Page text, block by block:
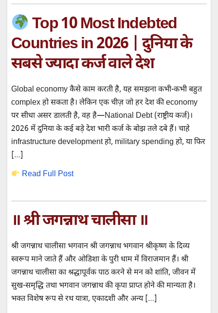
Top 10 Most Indebted
Countries in 2026 | दुनिया के
सबसे ज्यादा कर्ज वाले देश
Global economy कैसे काम करती है, यह समझना कभी-कभी बहुत
complex हो सकता है। लेकिन एक चीज़ जो हर देश की economy
पर सीधा असर डालती है, वह है—National Debt (राष्ट्रीय कर्ज)।
2026 में दुनिया के कई बड़े देश भारी कर्ज के बोझ तले दबे हैं। चाहे
infrastructure development हो, military spending हो, या फिर
[…]
Read Full Post
॥ श्री जगन्नाथ चालीसा ॥
श्री जगन्नाथ चालीसा भगवान श्री जगन्नाथ भगवान श्रीकृष्ण के दिव्य
स्वरूप माने जाते हैं और ओडिशा के पुरी धाम में विराजमान हैं। श्री
जगन्नाथ चालीसा का श्रद्धापूर्वक पाठ करने से मन को शांति, जीवन में
सुख-समृद्धि तथा भगवान जगन्नाथ की कृपा प्राप्त होने की मान्यता है।
भक्त विशेष रूप से रथ यात्रा, एकादशी और अन्य […]